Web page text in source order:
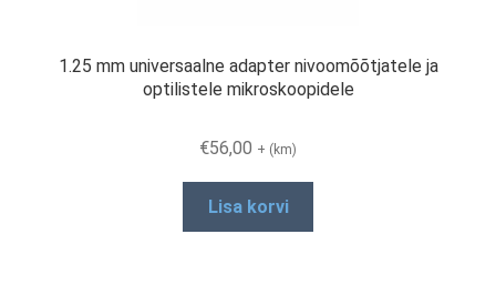
Privaatsuspoliitika
Remont ja hooldus
1.25 mm universaalne adapter nivoomõõtjatele ja
optilistele mikroskoopidele
€56,00 + (km)
Lisa korvi